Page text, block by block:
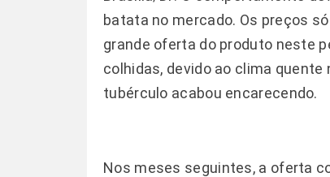
batata no mercado. Os preços
grande oferta do produto neste
colhidas, devido ao clima
tubérculo acabou encarecendo.
Nos meses seguintes, a oferta